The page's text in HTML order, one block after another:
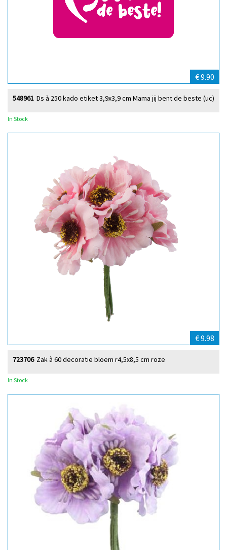
€ 9.90
Ds à 250 kado etiket 3,9x3,9 cm Mama jij bent de beste (uc)
548961
In Stock
€ 9.98
Zak à 60 decoratie bloem r4,5x8,5 cm roze
723706
In Stock